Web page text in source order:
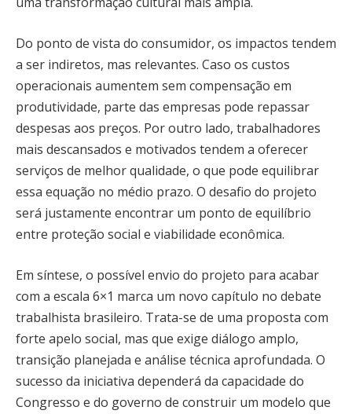
Do ponto de vista do consumidor, os impactos tendem
a ser indiretos, mas relevantes. Caso os custos
operacionais aumentem sem compensação em
produtividade, parte das empresas pode repassar
despesas aos preços. Por outro lado, trabalhadores
mais descansados e motivados tendem a oferecer
serviços de melhor qualidade, o que pode equilibrar
essa equação no médio prazo. O desafio do projeto
será justamente encontrar um ponto de equilíbrio
entre proteção social e viabilidade econômica.
Em síntese, o possível envio do projeto para acabar
com a escala 6×1 marca um novo capítulo no debate
trabalhista brasileiro. Trata-se de uma proposta com
forte apelo social, mas que exige diálogo amplo,
transição planejada e análise técnica aprofundada. O
sucesso da iniciativa dependerá da capacidade do
Congresso e do governo de construir um modelo que